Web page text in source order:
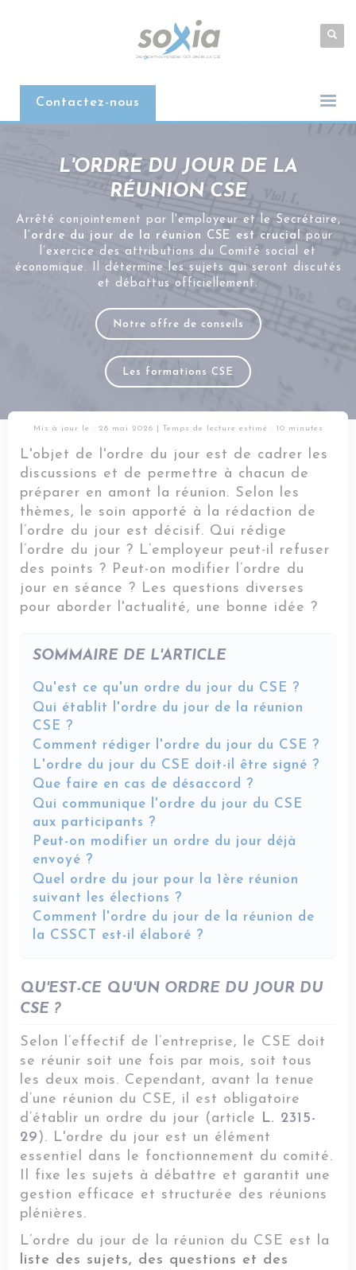
Contactez-nous
L'ORDRE DU JOUR DE LA
RÉUNION CSE
Arrêté conjointement par l'employeur et le Secrétaire,
l’ordre du jour de la réunion CSE est crucial pour
l’exercice des attributions du Comité social et
économique. Il détermine les sujets qui seront discutés
et débattus officiellement.
Notre offre de conseils
Les formations CSE
Mis à jour le : 28 mai 2026 | Temps de lecture estimé : 10 minutes
L'objet de l'ordre du jour est de cadrer les
discussions et de permettre à chacun de
préparer en amont la réunion. Selon les
thèmes, le soin apporté à la rédaction de
l’ordre du jour est décisif. Qui rédige
l’ordre du jour ? L’employeur peut-il refuser
des points ? Peut-on modifier l’ordre du
jour en séance ? Les questions diverses
pour aborder l'actualité, une bonne idée ?
SOMMAIRE DE L'ARTICLE
Qu'est ce qu'un ordre du jour du CSE ?
Qui établit l'ordre du jour de la réunion
CSE ?
Comment rédiger l'ordre du jour du CSE ?
L'ordre du jour du CSE doit-il être signé ?
Que faire en cas de désaccord ?
Qui communique l'ordre du jour du CSE
aux participants ?
Peut-on modifier un ordre du jour déjà
envoyé ?
Quel ordre du jour pour la 1ère réunion
suivant les élections ?
Comment l'ordre du jour de la réunion de
la CSSCT est-il élaboré ?
QU'EST-CE QU'UN ORDRE DU JOUR DU
CSE ?
Selon l’effectif de l’entreprise, le CSE doit
se réunir soit une fois par mois, soit tous
les deux mois. Cependant, avant la tenue
d’une réunion du CSE, il est obligatoire
d’établir un ordre du jour (article
L. 2315-
29 ). L'ordre du jour est un élément
essentiel dans le fonctionnement du comité.
Il fixe les sujets à débattre et garantit une
gestion efficace et structurée des réunions
plénières.
L’ordre du jour de la réunion du CSE est la
liste des sujets, des questions et des